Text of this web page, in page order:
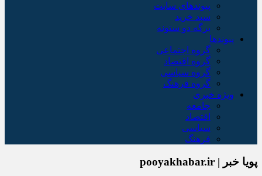
پیوندهای سایت
سبد خريد
برگه دو ستونه
پیوندها
گروه اجتماعی
گروه اقتصاد
گروه سیاسی
گروه فرهنگ
ویژه خبری
جامعه
اقتصاد
سیاسی
فرهنگ
پویا خبر | pooyakhabar.ir